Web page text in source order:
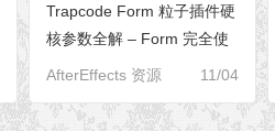
Trapcode Form 粒子插件硬
核参数全解 – Form 完全使
用手册
AfterEffects 资源 11/04